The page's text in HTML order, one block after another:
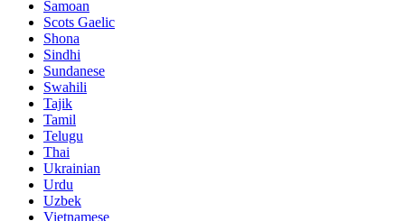
Samoan
Scots Gaelic
Shona
Sindhi
Sundanese
Swahili
Tajik
Tamil
Telugu
Thai
Ukrainian
Urdu
Uzbek
Vietnamese